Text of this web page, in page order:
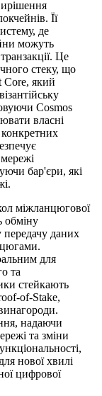
Її
де
можуть
Це
стеку, що
Core, який
Cosmos
власні
бар'єри, які
міжланцюгової
обміну
передачу даних
для
та
стейкають
of-Stake,
надаючи
та зміни
нової хвилі
цифрової